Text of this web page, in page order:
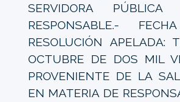
SERVIDORA PÚBLICA
RESPONSABLE.-
RESOLUCIÓN APELADA:
OCTUBRE DE DOS MIL
PROVENIENTE DE LA
EN MATERIA DE